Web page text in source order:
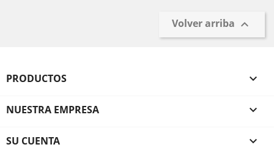
Volver arriba 
PRODUCTOS 
NUESTRA EMPRESA 
SU CUENTA 